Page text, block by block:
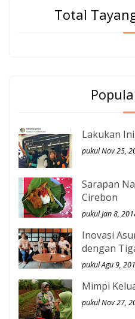
Total
Lakukan
pukul Nov 25,
Sarapan
Cirebon
pukul Jan 8,
Inovasi
dengan
pukul Agu 9,
Mimpi
pukul Nov 27,